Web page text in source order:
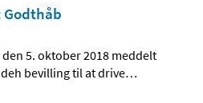
5. oktober 2018 meddelt
bevilling til at drive…